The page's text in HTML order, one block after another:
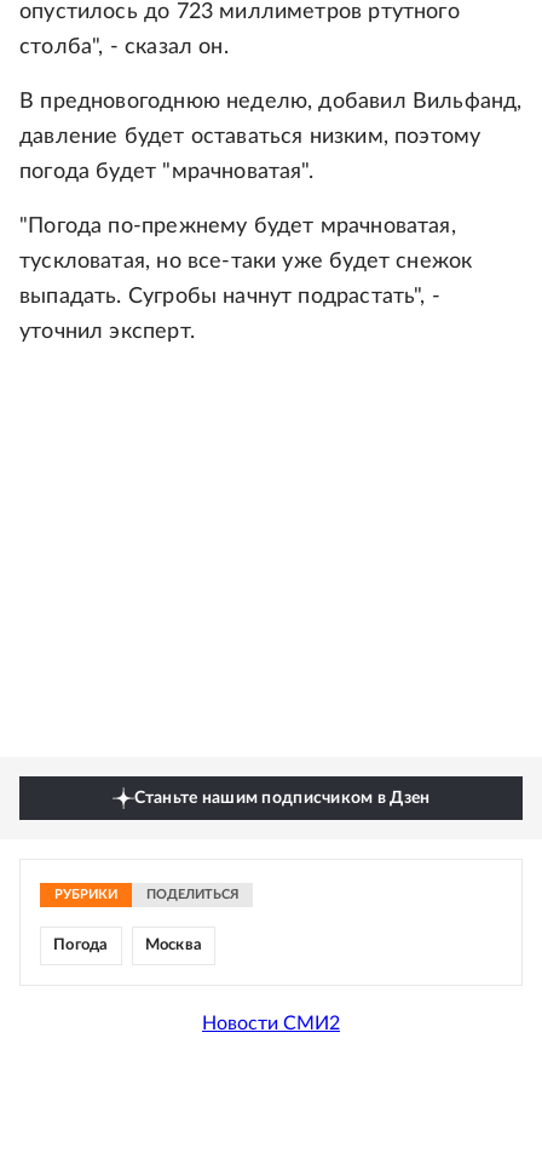
опустилось до 723 миллиметров ртутного
столба", - сказал он.
В предновогоднюю неделю, добавил Вильфанд,
давление будет оставаться низким, поэтому
погода будет "мрачноватая".
"Погода по-прежнему будет мрачноватая,
тускловатая, но все-таки уже будет снежок
выпадать. Сугробы начнут подрастать", -
уточнил эксперт.
Станьте нашим подписчиком в Дзен
РУБРИКИ ПОДЕЛИТЬСЯ
Погода Москва
Новости СМИ2